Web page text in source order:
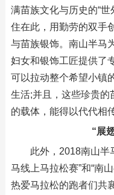
满苗族文化与历史的“
住在此，用勤劳的双手
与苗族银饰。南山半马
妇女和银饰工匠提供了
可以拉动整个希望小镇
生活;并且，这些珍贵的
的载体，能得以代代相
“展
此外，2018南山半
马线上马拉松赛”和“南
热爱马拉松的跑者们共